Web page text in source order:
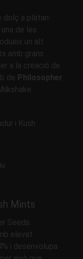
dolç a plàtan
de les
un alt
amb grans
a la creació de
de Philosopher
i Kush
Mints
Seeds
elevat
i desenvolupa